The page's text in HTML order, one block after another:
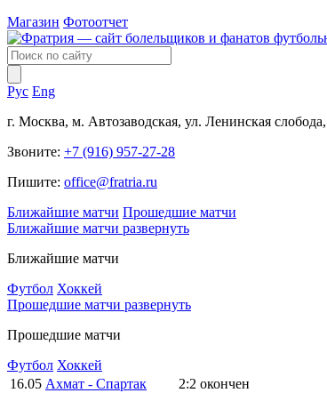
Магазин Фотоотчет
Рус Eng
г. Москва, м. Автозаводская, ул. Ленинская
Звоните: +7 (916) 957-27-28
Пишите: office@fratria.ru
Ближайшие матчи Прошедшие матчи
Ближайшие матчи развернуть
Ближайшие матчи
Футбол Хоккей
Прошедшие матчи развернуть
Прошедшие матчи
Футбол Хоккей
16.05 Ахмат - Спартак 2:2 окончен